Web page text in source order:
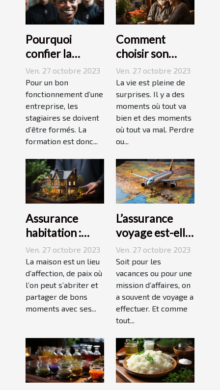
Pourquoi
confier la
formation de
ses stagiaires à
JP2A-Génèse ?
Ven. 27 octobre 2023
Pour un bon
fonctionnement d’une
entreprise, les
stagiaires se doivent
d’être formés. La
formation est donc...
Comment
choisir son
assurance
Dépendance ?
Ven. 27 octobre 2023
La vie est pleine de
surprises. Il y a des
moments où tout va
bien et des moments
où tout va mal. Perdre
ou...
Assurance
habitation :
comment ça
marche ?
Ven. 27 octobre 2023
La maison est un lieu
d’affection, de paix où
l’on peut s’abriter et
partager de bons
moments avec ses...
L’assurance
voyage est-elle
avantageuse ?
Ven. 27 octobre 2023
Soit pour les
vacances ou pour une
mission d’affaires, on
a souvent de voyage a
effectuer. Et comme
tout...